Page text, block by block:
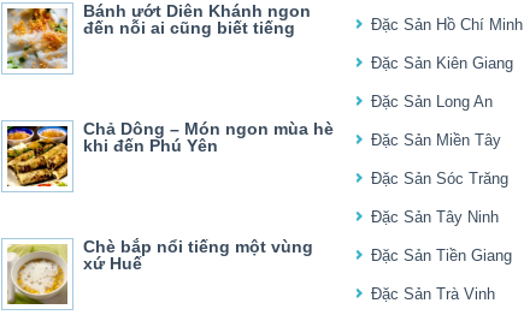
Bánh ướt Diên Khánh ngon
đến nỗi ai cũng biết tiếng
Chả Dông – Món ngon mùa hè
khi đến Phú Yên
Chè bắp nổi tiếng một vùng
xứ Huế
Đặc Sản Hồ Chí Minh
Đặc Sản Kiên Giang
Đặc Sản Long An
Đặc Sản Miền Tây
Đặc Sản Sóc Trăng
Đặc Sản Tây Ninh
Đặc Sản Tiền Giang
Đặc Sản Trà Vinh